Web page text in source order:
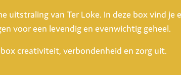
uitstraling van Ter Loke. In deze box vind je
voor een levendig en evenwichtig geheel.
creativiteit, verbondenheid en zorg uit.